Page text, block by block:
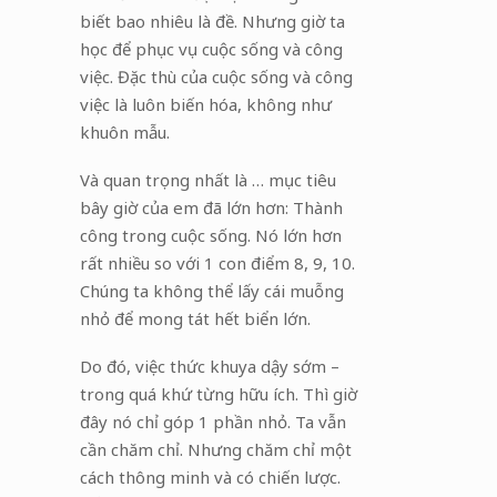
biết bao nhiêu là đề. Nhưng giờ ta
học để phục vụ cuộc sống và công
việc. Đặc thù của cuộc sống và công
việc là luôn biến hóa, không như
khuôn mẫu.
Và quan trọng nhất là … mục tiêu
bây giờ của em đã lớn hơn: Thành
công trong cuộc sống. Nó lớn hơn
rất nhiều so với 1 con điểm 8, 9, 10.
Chúng ta không thể lấy cái muỗng
nhỏ để mong tát hết biển lớn.
Do đó, việc thức khuya dậy sớm –
trong quá khứ từng hữu ích. Thì giờ
đây nó chỉ góp 1 phần nhỏ. Ta vẫn
cần chăm chỉ. Nhưng chăm chỉ một
cách thông minh và có chiến lược.